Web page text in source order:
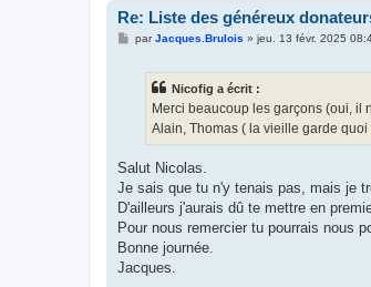
Re: Liste des généreux
MparJacques.Brulois » jeu. 13 févr. 2025
Nicofig a écrit :
Merci beaucoup les garçons (oui, il
Alain, Thomas ( la vieille garde quoi
Salut Nicolas.
Je sais que tu n'y tenais pas, mais je
D'ailleurs j'aurais dû te mettre en
Pour nous remercier tu pourrais nous
Bonne journée.
Jacques.